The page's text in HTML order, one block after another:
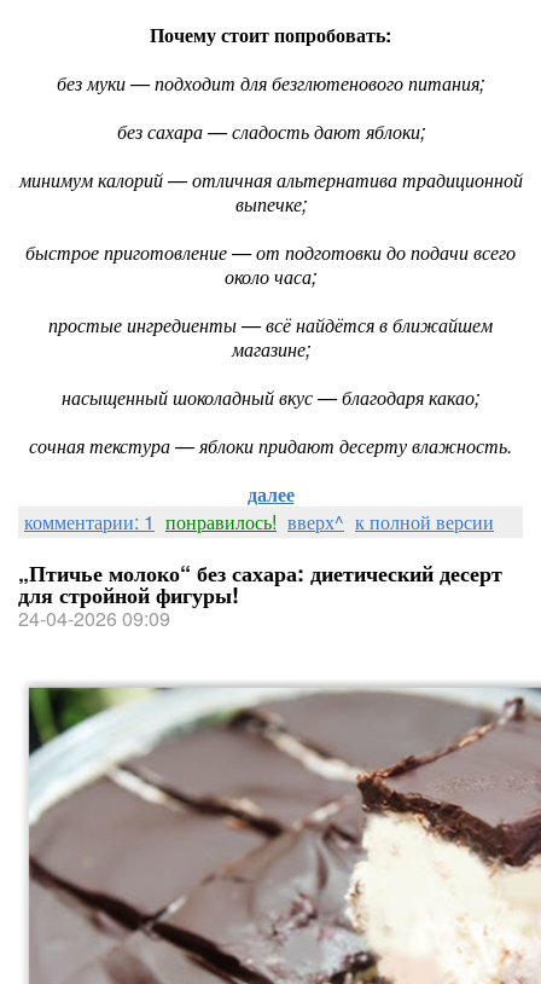
Почему стоит попробовать:
без муки — подходит для безглютенового питания;
без сахара — сладость дают яблоки;
минимум калорий — отличная альтернатива традиционной
выпечке;
быстрое приготовление — от подготовки до подачи всего
около часа;
простые ингредиенты — всё найдётся в ближайшем
магазине;
насыщенный шоколадный вкус — благодаря какао;
сочная текстура — яблоки придают десерту влажность.
далее
комментарии: 1 понравилось! вверх^ к полной версии
„Птичье молоко“ без сахара: диетический десерт
для стройной фигуры!
24-04-2026 09:09